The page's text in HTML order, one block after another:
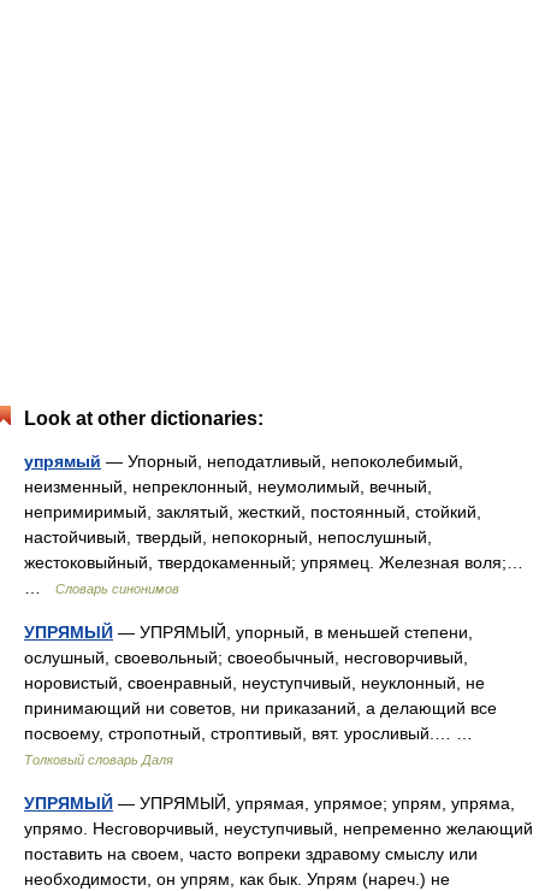
Look at other dictionaries:
упрямый — Упорный, неподатливый, непоколебимый,
неизменный, непреклонный, неумолимый, вечный,
непримиримый, заклятый, жесткий, постоянный, стойкий,
настойчивый, твердый, непокорный, непослушный,
жестоковыйный, твердокаменный; упрямец. Железная воля;…
Словарь синонимов
УПРЯМЫЙ — УПРЯМЫЙ, упорный, в меньшей степени,
ослушный, своевольный; своеобычный, несговорчивый,
норовистый, своенравный, неуступчивый, неуклонный, не
принимающий ни советов, ни приказаний, а делающий все
посвоему, стропотный, строптивый, вят. уросливый.… …
Толковый словарь Даля
УПРЯМЫЙ — УПРЯМЫЙ, упрямая, упрямое; упрям, упряма,
упрямо. Несговорчивый, неуступчивый, непременно желающий
поставить на своем, часто вопреки здравому смыслу или
необходимости, он упрям, как бык. Упрям (нареч.) не